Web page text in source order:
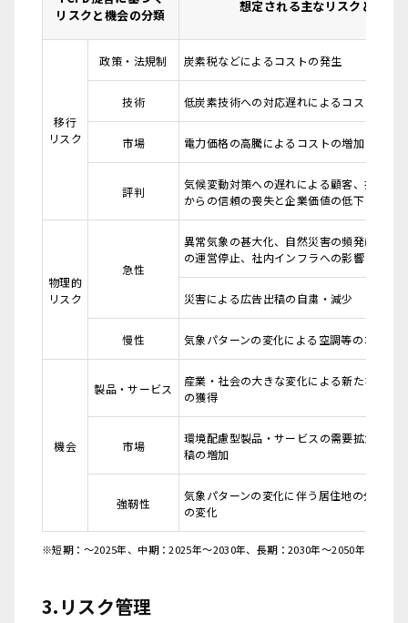
リスクと機会の分類
想定される主なリスクと機会
移行
リスク
政策・法規制 炭素税などによるコストの発生
技術 低炭素技術への対応遅れによるコストの増
市場 電力価格の高騰によるコストの増加
評判
気候変動対策への遅れによる顧客、投資家
からの信頼の喪失と企業価値の低下
物理的
リスク
急性
異常気象の甚大化、自然災害の頻発による
の運営停止、社内インフラへの影響
災害による広告出稿の自粛・減少
慢性 気象パターンの変化による空調等のコスト
機会
製品・サービス
産業・社会の大きな変化による新たなビジ
の獲得
市場
環境配慮型製品・サービスの需要拡大によ
稿の増加
強靭性
気象パターンの変化に伴う居住地の分散に
の変化
※短期：～2025年、中期：2025年～2030年、長期：2030年～2050年
3.リスク管理